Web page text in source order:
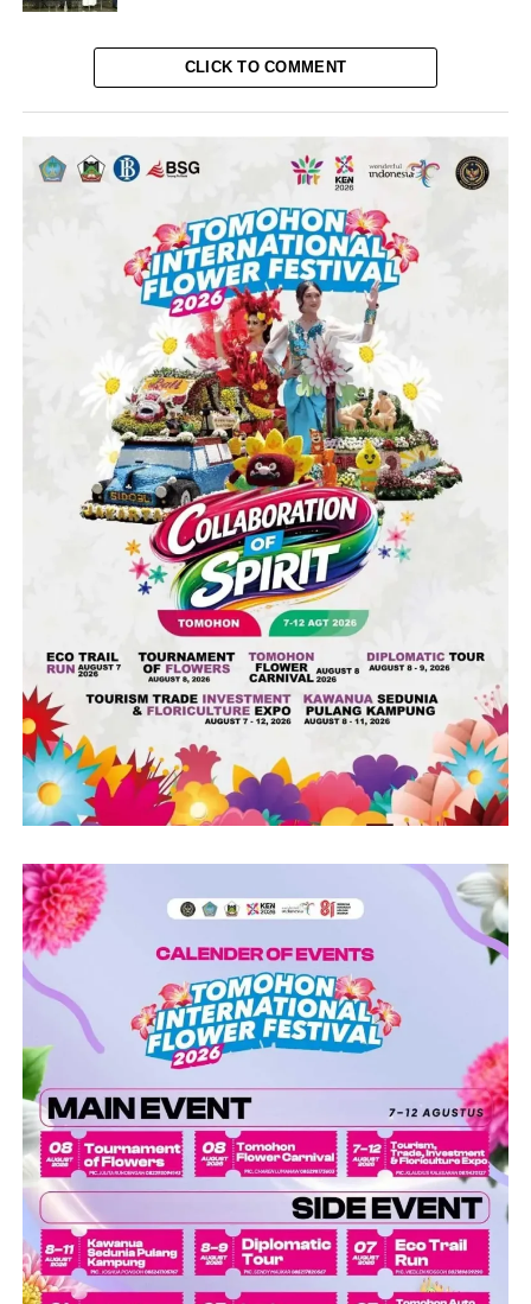
CLICK TO COMMENT